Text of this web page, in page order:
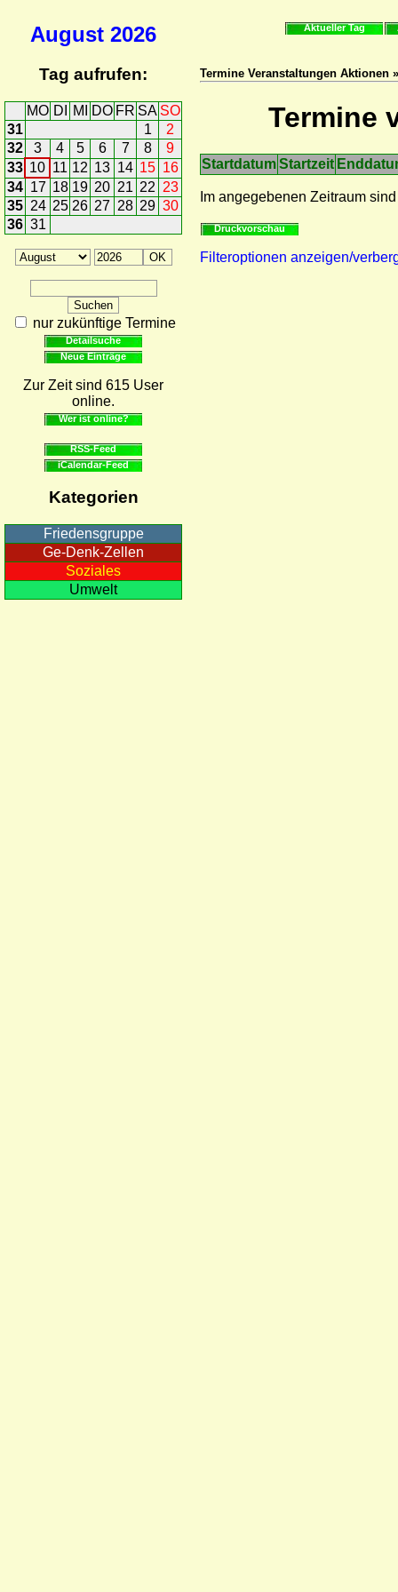
August 2026
Tag aufrufen:
MO DI MI DO FR SA SO
31
1
2
32
3 4 5 6 7 8
9
33 10 11 12 13 14 15 16
34 17 18 19 20 21 22 23
35 24 25 26 27 28 29 30
36 31
nur zukünftige Termine
Detailsuche
Neue Einträge
Zur Zeit sind 615 User
online.
Wer ist online?
RSS-Feed
iCalendar-Feed
Kategorien
Friedensgruppe
Ge-Denk-Zellen
Soziales
Umwelt
Aktueller Tag
Termine Veranstaltungen Aktionen
Termine
StartdatumStartzeit
Im angegebenen Zeitraum
Druckvorschau
Filteroptionen anzeigen/